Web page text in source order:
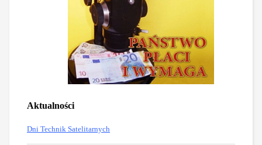
Aktualności
Dni Technik Satelitarnych